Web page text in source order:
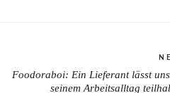
Foodoraboi: Ein Lieferant lässt
seinem Arbeitsalltag